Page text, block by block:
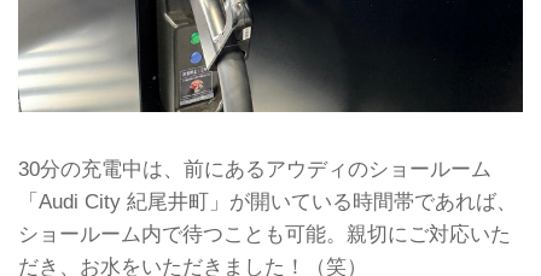
30分の充電中は、前にあるアウディのショールーム
「Audi City 紀尾井町」が開いている時間帯であれば、
ショールーム内で待つことも可能。親切にご対応いた
だき、お水をいただきました！（笑）